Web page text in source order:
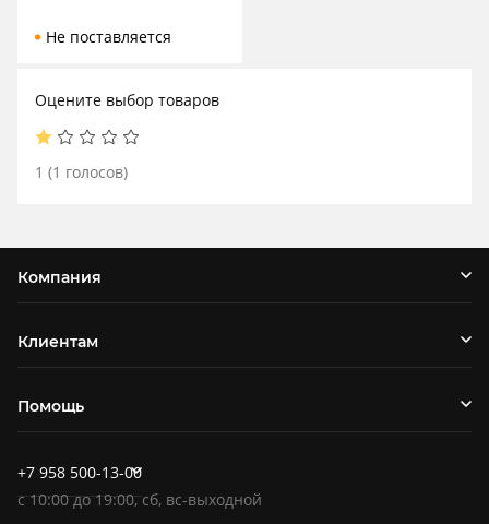
Не поставляется
Оцените выбор товаров
1 (1 голосов)
Компания
Клиентам
Помощь
+7 958 500-13-00
c10:00до19:00, сб, вс-выходной